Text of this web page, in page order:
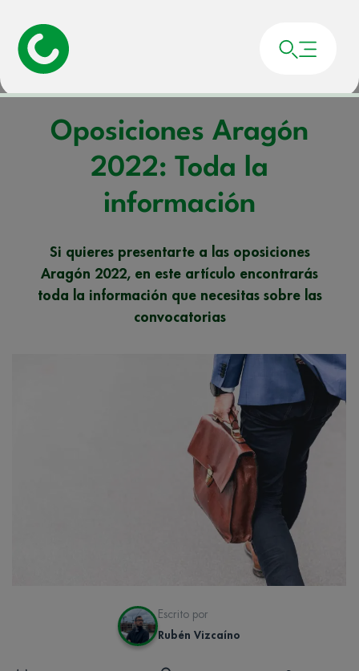
Portada»
Oposiciones Aragón
2022: Toda la
información
Si quieres presentarte a las oposiciones
Aragón 2022, en este artículo encontrarás
toda la información que necesitas sobre las
convocatorias
Escrito por
Rubén Vizcaíno